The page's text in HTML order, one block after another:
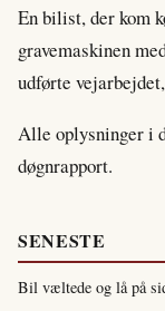
En bilist, der kom
gravemaskinen
udførte
Alle oplysninger i
døgnrapport.
SENESTE
Bil væltede og lå på